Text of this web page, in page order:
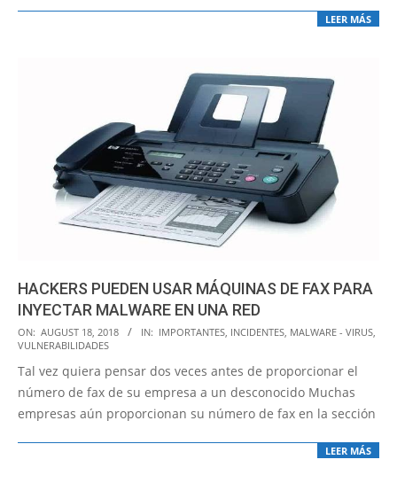
LEER MÁS
HACKERS PUEDEN USAR MÁQUINAS DE FAX PARA
INYECTAR MALWARE EN UNA RED
2018-
08-
18
ON: AUGUST 18, 2018 IN: IMPORTANTES, INCIDENTES, MALWARE - VIRUS,
VULNERABILIDADES
Tal vez quiera pensar dos veces antes de proporcionar el
número de fax de su empresa a un desconocido Muchas
empresas aún proporcionan su número de fax en la sección
LEER MÁS